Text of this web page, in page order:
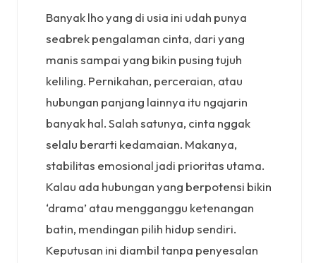
Banyak lho yang di usia ini udah punya
seabrek pengalaman cinta, dari yang
manis sampai yang bikin pusing tujuh
keliling. Pernikahan, perceraian, atau
hubungan panjang lainnya itu ngajarin
banyak hal. Salah satunya, cinta nggak
selalu berarti kedamaian. Makanya,
stabilitas emosional jadi prioritas utama.
Kalau ada hubungan yang berpotensi bikin
‘drama’ atau mengganggu ketenangan
batin, mendingan pilih hidup sendiri.
Keputusan ini diambil tanpa penyesalan